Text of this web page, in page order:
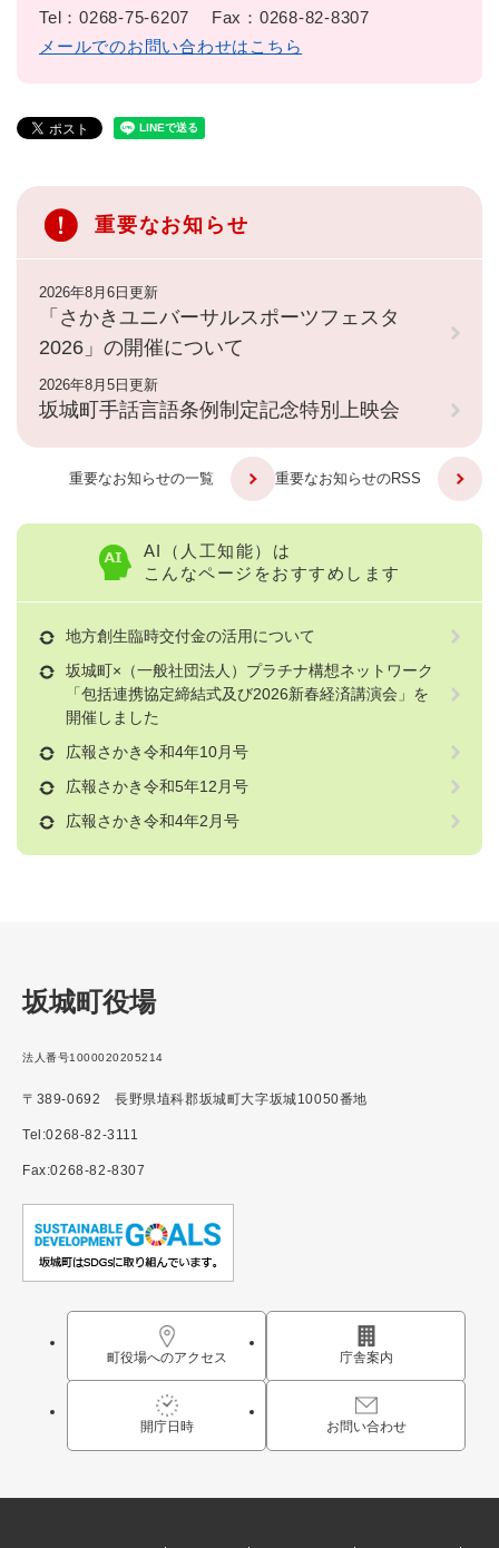
Tel：0268-75-6207
Fax：0268-82-8307
メールでのお問い合わせはこちら
重要なお知らせ
2026年8月6日更新
「さかきユニバーサルスポーツフェスタ
2026」の開催について
2026年8月5日更新
坂城町手話言語条例制定記念特別上映会
重要なお知らせの一覧 重要なお知らせのRSS
AI（人工知能）は
こんなページをおすすめします
地方創生臨時交付金の活用について
坂城町×（一般社団法人）プラチナ構想ネットワーク
「包括連携協定締結式及び2026新春経済講演会」を
開催しました
広報さかき令和4年10月号
広報さかき令和5年12月号
広報さかき令和4年2月号
坂城町役場
法人番号1000020205214
〒389-0692 長野県埴科郡坂城町大字坂城10050番地
Tel:0268-82-3111
Fax:0268-82-8307
町役場へのアクセス 庁舎案内
開庁日時 お問い合わせ